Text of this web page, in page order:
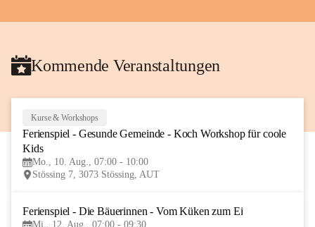
Kommende Veranstaltungen
AUG
Kurse & Workshops
Ferienspiel - Gesunde Gemeinde - Koch Workshop für coole
Kids
Mo., 10. Aug., 07:00 - 10:00
Stössing 7, 3073 Stössing, AUT
Ferienspiel - Die Bäuerinnen - Vom Küken zum Ei
Mi., 12. Aug., 07:00 - 09:30